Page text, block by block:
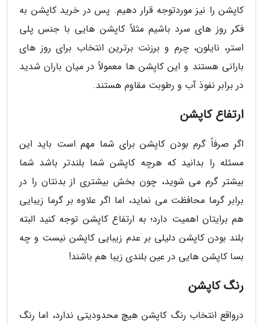
کاپشن را نیز موردتوجه قرار دهیم. پس در خرید کاپشن به
فکر روز های سرد باشیم مثلاً کاپشن هایی با جنس پلی
استر، نایلون، چرم و برزنت برترین انتخاب برای روز های
بارانی هستند و این کاپشن ها معمولاً در میان باران شدید
در برابر نفوذ آب و رطوبت مقاوم هستند.
ارتفاع کاپشن
اگر صرفاً گرم بودن کاپشن برای شما مهم است باید این
مسئله را بدانید که هرچه کاپشن شما بلندتر باشد شما
بیشتر گرم می شوید، چون بخش بیشتری از بدنتان را در
برابر گرما محافظت می نماید، اما اگر علاوه بر گرما زیبایی
هم برایتان اهمیت دارد؛ به ارتفاع کاپشن توجه کنید البته
بلند بودن کاپشن دلیلی بر عدم زیبایی کاپشن نیست و چه
بسا کاپشن هایی در عین بلندی زیبا هم باشند!
رنگ کاپشن
درواقع انتخاب رنگ کاپشن هیچ محدودیتی ندارد، اما رنگ